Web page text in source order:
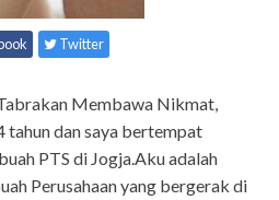
Twitter
Membawa Nikmat,
tahun dan saya bertempat
PTS di Jogja.Aku adalah
Perusahaan yang bergerak di